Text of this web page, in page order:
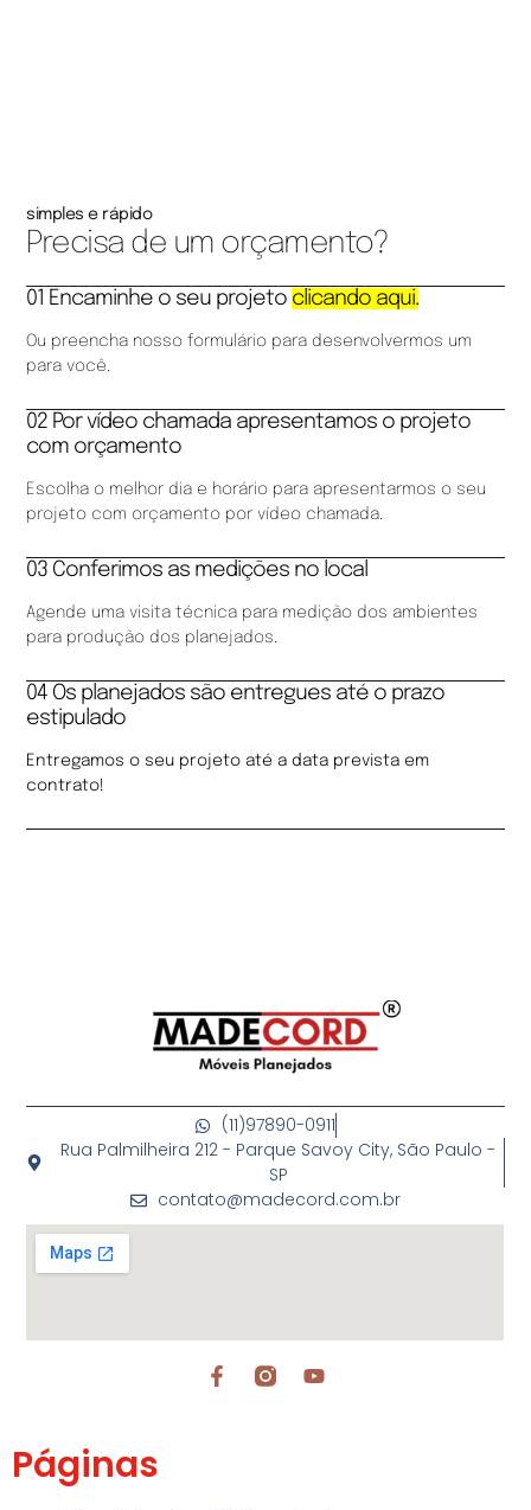
simples e rápido
Precisa de um orçamento?
01 Encaminhe o seu projeto clicando aqui.
Ou preencha nosso formulário para desenvolvermos um
para você.
02 Por vídeo chamada apresentamos o projeto
com orçamento
Escolha o melhor dia e horário para apresentarmos o seu
projeto com orçamento por vídeo chamada.
03 Conferimos as medições no local
Agende uma visita técnica para medição dos ambientes
para produção dos planejados.
04 Os planejados são entregues até o prazo
estipulado
Entregamos o seu projeto até a data prevista em
contrato!
(11)97890-0911
Rua Palmilheira 212 - Parque Savoy City, São Paulo -
SP
contato@madecord.com.br
Páginas